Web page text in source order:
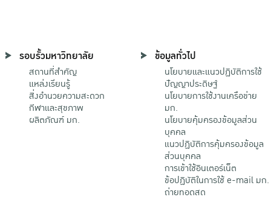
รอบรั้วมหาวิทยาลัย
สถานที่สำคัญ
แหล่งเรียนรู้
สิ่งอำนวยความสะดวก
กีฬาและสุขภาพ
ผลิตภัณฑ์ มก.
ข้อมูลทั่วไป
นโยบายและแนวปฏิบัติการใช้
ปัญญาประดิษฐ์
นโยบายการใช้งานเครือข่าย
มก.
นโยบายคุ้มครองข้อมูลส่วน
บุคคล
แนวปฏิบัติการคุ้มครองข้อมูล
ส่วนบุคคล
การเข้าใช้อินเตอร์เน็ต
ข้อปฏิบัติในการใช้ e-mail มก.
ถ่ายทอดสด